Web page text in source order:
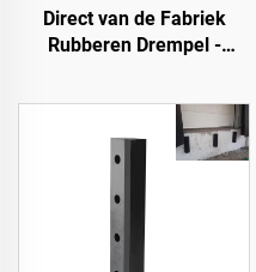
Direct van de Fabriek
Rubberen Drempel -